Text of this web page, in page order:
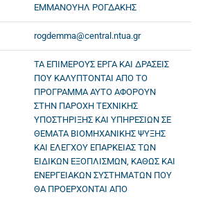
ΕΜΜΑΝΟΥΗΛ ΡΟΓΔΑΚΗΣ
rogdemma@central.ntua.gr
ΤΑ ΕΠΙΜΕΡΟΥΣ ΕΡΓΑ ΚΑΙ ΔΡΑΣΕΙΣ
ΠΟΥ ΚΑΛΥΠΤΟΝΤΑΙ ΑΠΟ ΤΟ
ΠΡΟΓΡΑΜΜΑ ΑΥΤΟ ΑΦΟΡΟΥΝ
ΣΤΗΝ ΠΑΡΟΧΗ ΤΕΧΝΙΚΗΣ
ΥΠΟΣΤΗΡΙΞΗΣ ΚΑΙ ΥΠΗΡΕΣΙΩΝ ΣΕ
ΘΕΜΑΤΑ ΒΙΟΜΗΧΑΝΙΚΗΣ ΨΥΞΗΣ
ΚΑΙ ΕΛΕΓΧΟΥ ΕΠΑΡΚΕΙΑΣ ΤΩΝ
ΕΙΔΙΚΩΝ ΕΞΟΠΛΙΣΜΩΝ, ΚΑΘΩΣ ΚΑΙ
ΕΝΕΡΓΕΙΑΚΩΝ ΣΥΣΤΗΜΑΤΩΝ ΠΟΥ
ΘΑ ΠΡΟΕΡΧΟΝΤΑΙ ΑΠΟ